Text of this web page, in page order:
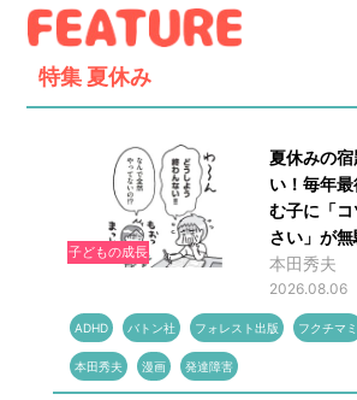
特集 夏休み
子どもの成長
夏休みの
い！毎年
む子に「
さい」が
本田秀夫
2026.08.06
ADHD バトン社 フォレスト出版 フクチマミ
本田秀夫 漫画 発達障害